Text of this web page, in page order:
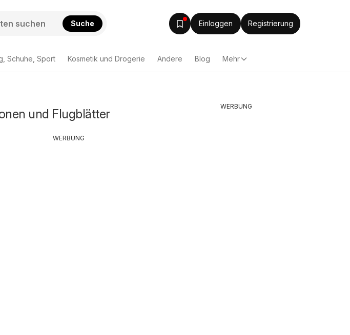
Suche Einloggen Registrierung
Schuhe, Sport Kosmetik und Drogerie Andere Blog Mehr
und Flugblätter
WERBUNG
WERBUNG